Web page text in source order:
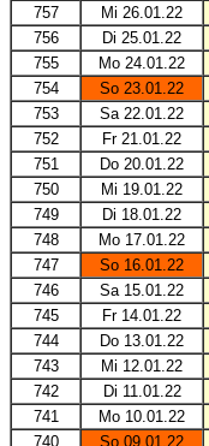
757
Mi 26.01.22
756
Di 25.01.22
755
Mo 24.01.22
754
So 23.01.22
753
Sa 22.01.22
752
Fr 21.01.22
751
Do 20.01.22
750
Mi 19.01.22
749
Di 18.01.22
748
Mo 17.01.22
747
So 16.01.22
746
Sa 15.01.22
745
Fr 14.01.22
744
Do 13.01.22
743
Mi 12.01.22
742
Di 11.01.22
741
Mo 10.01.22
740
So 09.01.22